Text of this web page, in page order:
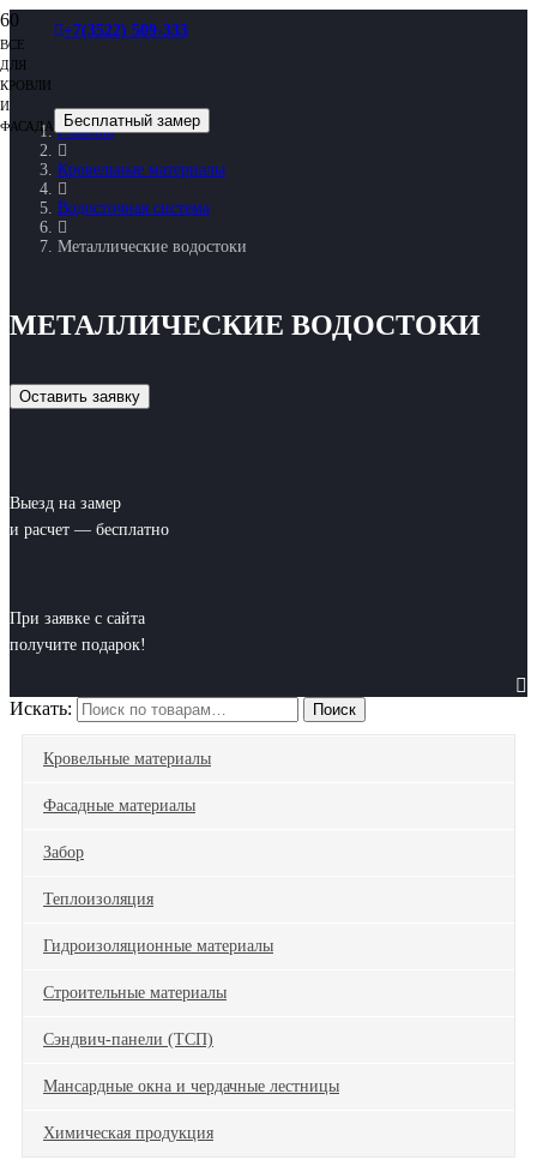
ВСЕ
ДЛЯ
КРОВЛИ
И
ФАСАДА
+7(3522) 509-333
Бесплатный замер
Главная
Кровельные материалы
Водосточная система
Металлические водостоки
МЕТАЛЛИЧЕСКИЕ ВОДОСТОКИ
Оставить заявку
Выезд на замер
и расчет — бесплатно
При заявке с сайта
получите подарок!
Искать: Поиск
Кровельные материалы
Фасадные материалы
Забор
Теплоизоляция
Гидроизоляционные материалы
Строительные материалы
Сэндвич-панели (ТСП)
Мансардные окна и чердачные лестницы
Химическая продукция